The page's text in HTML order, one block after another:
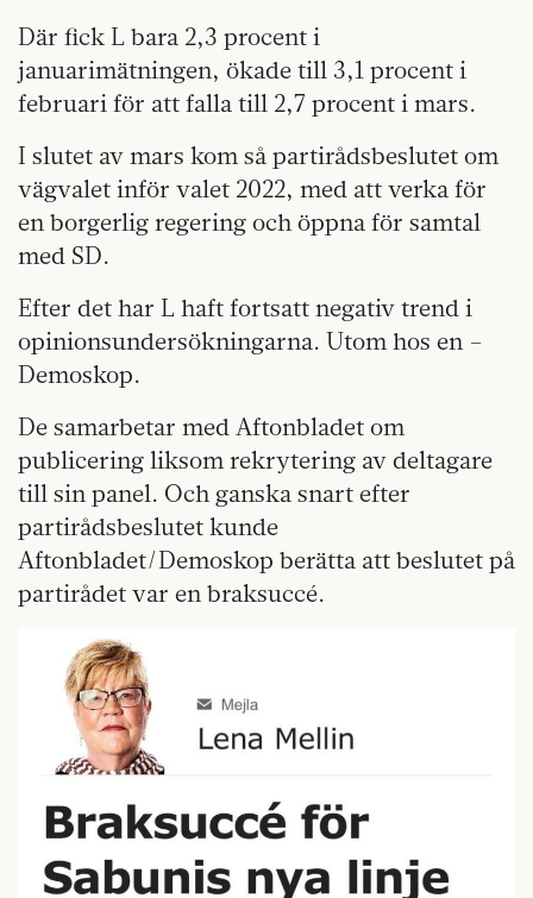
Där fick L bara 2,3 procent i
januarimätningen, ökade till 3,1 procent i
februari för att falla till 2,7 procent i mars.
I slutet av mars kom så partirådsbeslutet om
vägvalet inför valet 2022, med att verka för
en borgerlig regering och öppna för samtal
med SD.
Efter det har L haft fortsatt negativ trend i
opinionsundersökningarna. Utom hos en –
Demoskop.
De samarbetar med Aftonbladet om
publicering liksom rekrytering av deltagare
till sin panel. Och ganska snart efter
partirådsbeslutet kunde
Aftonbladet/Demoskop berätta att beslutet på
partirådet var en braksuccé.